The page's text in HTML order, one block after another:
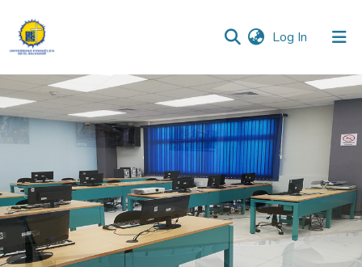
Log In (current)
Communities & Collections
All of DSpace